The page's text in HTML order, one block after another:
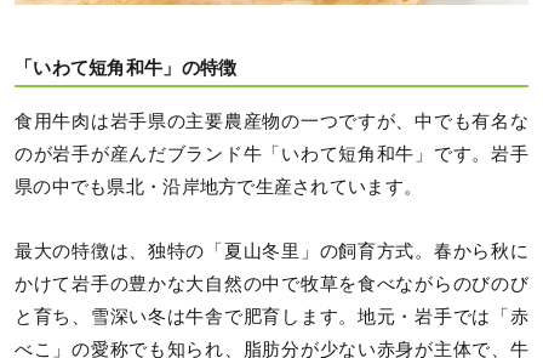
「いわて短角和牛」の特徴
食用牛肉は岩手県の主要農産物の一つですが、中でも有名な
のが岩手が産んだブランド牛「いわて短角和牛」です。岩手
県の中でも県北・沿岸地方で生産されています。
最大の特徴は、独特の「夏山冬里」の飼育方式。春から秋に
かけて岩手の豊かな大自然の中で牧草を食べながらのびのび
と育ち、雪深い冬は牛舎で肥育します。地元・岩手では「赤
べこ」の愛称でも知られ、脂肪分が少ない赤身が主体で、牛